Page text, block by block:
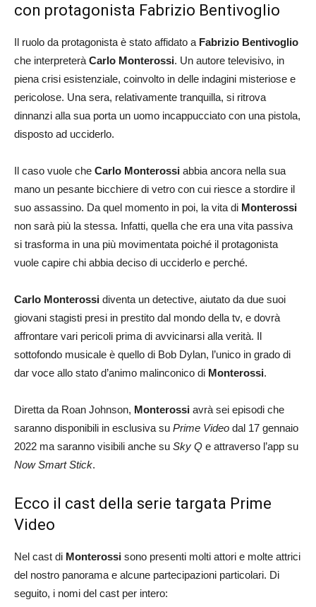
con protagonista Fabrizio Bentivoglio
Il ruolo da protagonista è stato affidato a Fabrizio Bentivoglio
che interpreterà Carlo Monterossi. Un autore televisivo, in
piena crisi esistenziale, coinvolto in delle indagini misteriose e
pericolose. Una sera, relativamente tranquilla, si ritrova
dinnanzi alla sua porta un uomo incappucciato con una pistola,
disposto ad ucciderlo.
Il caso vuole che Carlo Monterossi abbia ancora nella sua
mano un pesante bicchiere di vetro con cui riesce a stordire il
suo assassino. Da quel momento in poi, la vita di Monterossi
non sarà più la stessa. Infatti, quella che era una vita passiva
si trasforma in una più movimentata poiché il protagonista
vuole capire chi abbia deciso di ucciderlo e perché.
Carlo Monterossi diventa un detective, aiutato da due suoi
giovani stagisti presi in prestito dal mondo della tv, e dovrà
affrontare vari pericoli prima di avvicinarsi alla verità. Il
sottofondo musicale è quello di Bob Dylan, l’unico in grado di
dar voce allo stato d’animo malinconico di Monterossi.
Diretta da Roan Johnson, Monterossi avrà sei episodi che
saranno disponibili in esclusiva su Prime Video dal 17 gennaio
2022 ma saranno visibili anche su Sky Q e attraverso l’app su
Now Smart Stick.
Ecco il cast della serie targata Prime
Video
Nel cast di Monterossi sono presenti molti attori e molte attrici
del nostro panorama e alcune partecipazioni particolari. Di
seguito, i nomi del cast per intero: